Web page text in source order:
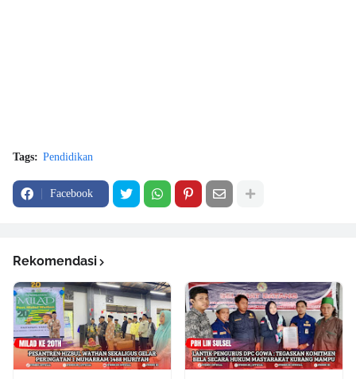
Tags: Pendidikan
Facebook
Rekomendasi